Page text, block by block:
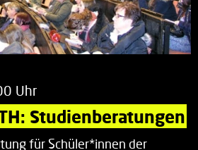
Uhr
Studienberatungen
für Schüler*innen der